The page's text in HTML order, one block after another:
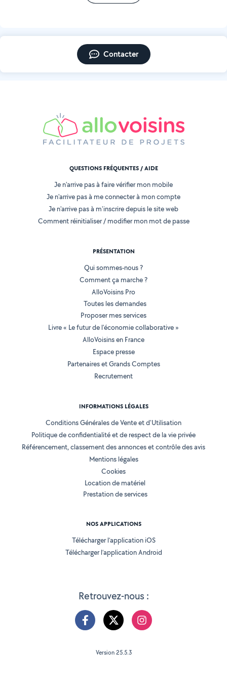
Contacter
Retrouvez-nous :
QUESTIONS FRÉQUENTES / AIDE
Je n'arrive pas à faire vérifier mon mobile
Je n'arrive pas à me connecter à mon compte
Je n'arrive pas à m'inscrire depuis le site web
Comment réinitialiser / modifier mon mot de passe
PRÉSENTATION
Qui sommes-nous ?
Comment ça marche ?
AlloVoisins Pro
Toutes les demandes
Proposer mes services
Livre « Le futur de l'économie collaborative »
AlloVoisins en France
Espace presse
Partenaires et Grands Comptes
Recrutement
INFORMATIONS LÉGALES
Conditions Générales de Vente et d'Utilisation
Politique de confidentialité et de respect de la vie privée
Référencement, classement des annonces et contrôle des avis
Mentions légales
Cookies
Location de matériel
Prestation de services
NOS APPLICATIONS
Télécharger l’application iOS
Télécharger l’application Android
Version 25.5.3